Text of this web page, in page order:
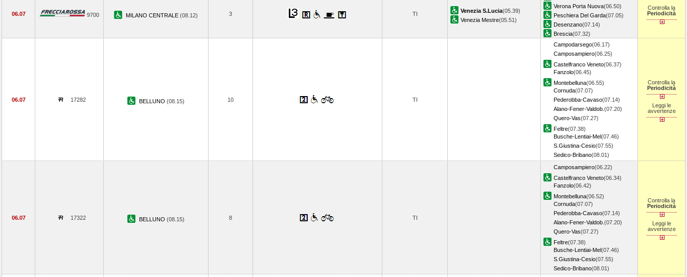
06.07 9700 MILANO CENTRALE (08.12) 3 TI Venezia S.Lucia(05.39)
Venezia Mestre(05.51)
Verona Porta Nuova(06.50)
Peschiera Del Garda(07.05)
Desenzano(07.14)
Brescia(07.32)
Controlla la
Periodicità
06.07 17282 BELLUNO (08.15) 10 TI
Campodarsego(06.17)
Camposampiero(06.25)
Castelfranco Veneto(06.37)
Fanzolo(06.45)
Montebelluna(06.55)
Cornuda(07.07)
Pederobba-Cavaso(07.14)
Alano-Fener-Valdob. (07.20)
Quero-Vas(07.27)
Feltre(07.38)
Busche-Lentiai-Mel(07.46)
S.Giustina-Cesio(07.55)
Sedico-Bribano(08.01)
Controlla la
Periodicità
Leggi le
avvertenze
06.07 17322 BELLUNO (08.15) 8 TI
Camposampiero(06.22)
Castelfranco Veneto(06.34)
Fanzolo(06.42)
Montebelluna(06.52)
Cornuda(07.07)
Pederobba-Cavaso(07.14)
Alano-Fener-Valdob. (07.20)
Quero-Vas(07.27)
Feltre(07.38)
Busche-Lentiai-Mel(07.46)
S.Giustina-Cesio(07.55)
Sedico-Bribano(08.01)
Controlla la
Periodicità
Leggi le
avvertenze